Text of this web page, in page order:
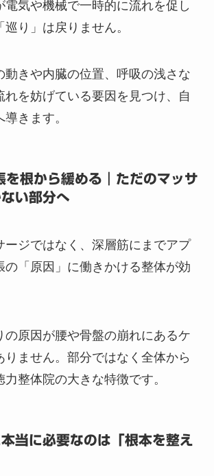
電気や機械で一時的に流れを促し
り」は戻りません。
動きや内臓の位置、呼吸の浅さな
れを妨げている要因を見つけ、自
きます。
根から緩める｜ただのマッサ
い部分へ
ージではなく、深層筋にまでアプ
の「原因」に働きかける整体が効
の原因が腰や骨盤の崩れにあるケ
りません。部分ではなく全体から
整体院の大きな特徴です。
当に必要なのは「根本を整え